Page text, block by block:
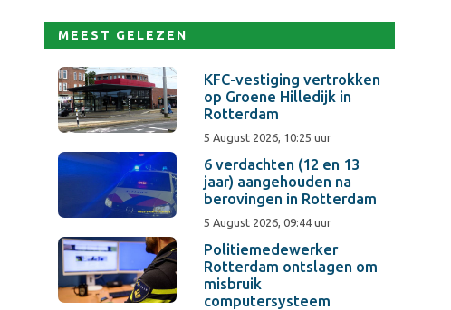
MEEST GELEZEN
KFC-vestiging vertrokken
op Groene Hilledijk in
Rotterdam
5 August 2026, 10:25 uur
6 verdachten (12 en 13
jaar) aangehouden na
berovingen in Rotterdam
5 August 2026, 09:44 uur
Politiemedewerker
Rotterdam ontslagen om
misbruik
computersysteem